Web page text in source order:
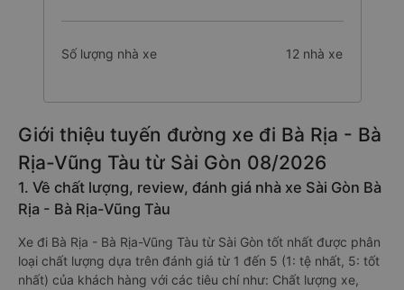
Số lượng nhà xe 12 nhà xe
Giới thiệu tuyến đường xe đi Bà Rịa - Bà
Rịa-Vũng Tàu từ Sài Gòn 08/2026
1. Về chất lượng, review, đánh giá nhà xe Sài Gòn Bà
Rịa - Bà Rịa-Vũng Tàu
Xe đi Bà Rịa - Bà Rịa-Vũng Tàu từ Sài Gòn tốt nhất được phân
loại chất lượng dựa trên đánh giá từ 1 đến 5 (1: tệ nhất, 5: tốt
nhất) của khách hàng với các tiêu chí như: Chất lượng xe,